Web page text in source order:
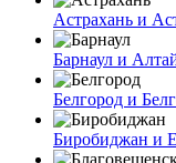
Астрахань и
Барнаул и
Белгород и
Биробиджан и